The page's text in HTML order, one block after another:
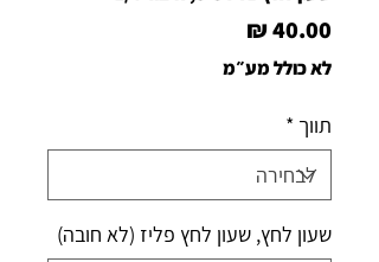
לא כולל מע״מ
תווך *
שעון לחץ, שעון לחץ פליז (לא חובה)